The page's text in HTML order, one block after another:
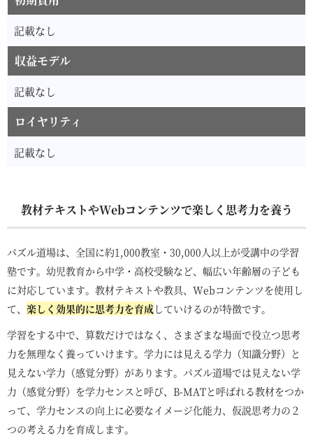
記載なし
収益モデル
記載なし
ロイヤリティ
記載なし
教材テキストやWebコンテンツで楽しく思考力を養う
パズル道場は、全国に約1,000教室・30,000人以上が受講中の学習
塾です。幼児教育から中学・高校受験など、幅広い年齢層の子ども
に対応しています。教材テキストや教具、Webコンテンツを使用し
て、 楽しく効果的に思考力を育成していけるのが特徴です。
学習をする中で、算数だけではなく、さまざまな場面で役立つ思考
力を無理なく養っていけます。学力には見える学力（知識分野）と
見えない学力（感覚分野）があります。パズル道場では見えない学
力（感覚分野）を学力センスと呼び、B-MATと呼ばれる教材をつか
って、学力センスの向上に必要なイメージ化能力、仮説思考力の２
つの考える力を育成します。